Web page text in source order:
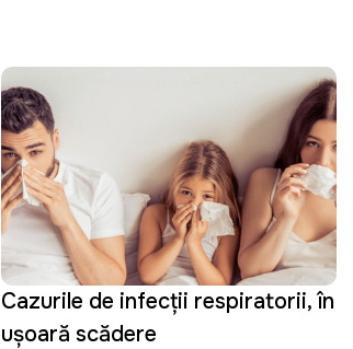
Cazurile de infecții respiratorii, în
ușoară scădere